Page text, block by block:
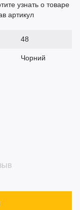
узнать о товаре
артикул
48
Чорний